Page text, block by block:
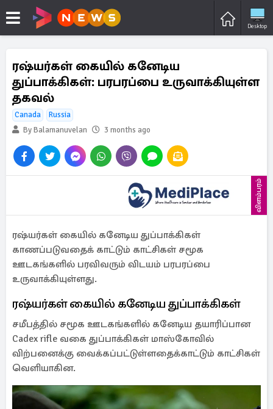
Desktop
ரஷ்யர்கள் கையில் கனேடிய
துப்பாக்கிகள்: பரபரப்பை உருவாக்கியுள்ள
தகவல்
Canada
Russia
By Balamanuvelan
3 months ago
விளம்பரம்
ரஷ்யர்கள் கையில் கனேடிய துப்பாக்கிகள்
காணப்படுவதைக் காட்டும் காட்சிகள் சமூக
ஊடகங்களில் பரவிவரும் விடயம் பரபரப்பை
உருவாக்கியுள்ளது.
ரஷ்யர்கள் கையில் கனேடிய துப்பாக்கிகள்
சமீபத்தில் சமூக ஊடகங்களில் கனேடிய தயாரிப்பான
Cadex rifle வகை துப்பாக்கிகள் மாஸ்கோவில்
விற்பனைக்கு வைக்கப்பட்டுள்ளதைக்காட்டும் காட்சிகள்
வெளியாகின.